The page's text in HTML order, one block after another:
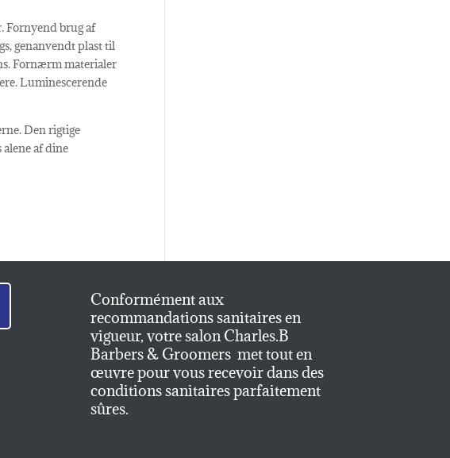
Fornyend brug af
genanvendt plast til
Fornærm materialer
Luminescerende
Den rigtige
af dine
Conformément aux
recommandations sanitaires en
vigueur, votre salon Charles.B
Barbers & Groomers met tout en
œuvre pour vous recevoir dans des
conditions sanitaires parfaitement
sûres.